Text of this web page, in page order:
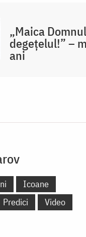
„Maica
degețelul!” –
ani
Icoane
Predici
Video